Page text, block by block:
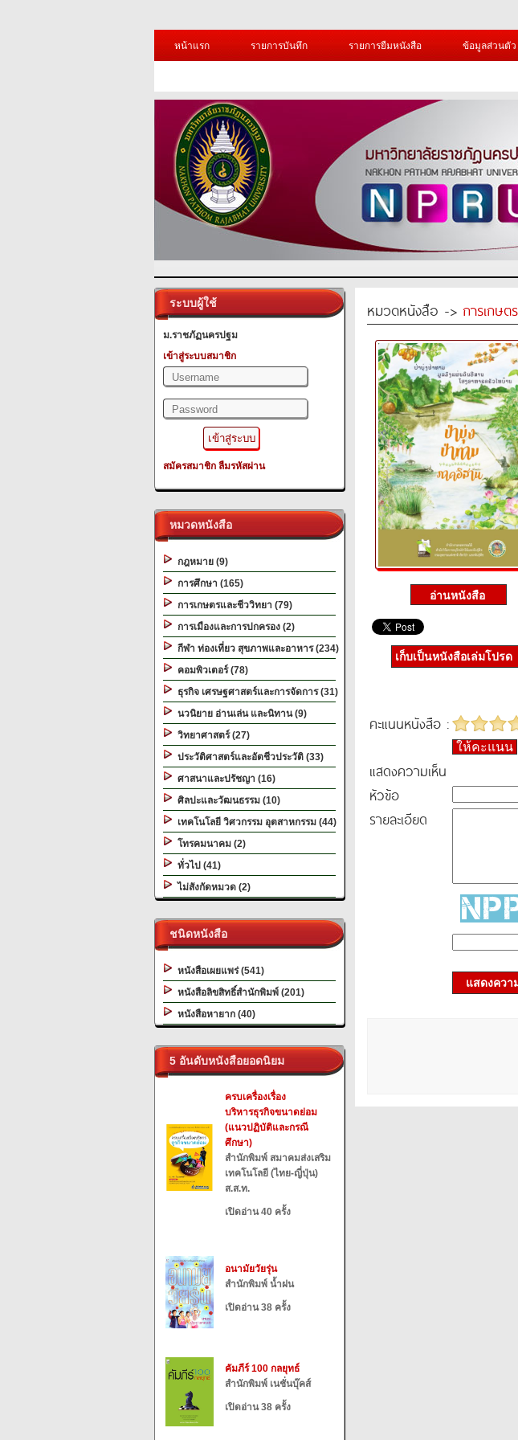
หน้าแรก
รายการบันทึก รายการยืมหนังสือ ข้อมูลส่วนตัว
ระบบผู้ใช้
ม.ราชภัฏนครปฐม
เข้าสู่ระบบสมาชิก
สมัครสมาชิก ลืมรหัสผ่าน
หมวดหนังสือ
กฎหมาย (9)
การศึกษา (165)
การเกษตรและชีววิทยา (79)
การเมืองและการปกครอง (2)
กีฬา ท่องเที่ยว สุขภาพและอาหาร (234)
คอมพิวเตอร์ (78)
ธุรกิจ เศรษฐศาสตร์และการจัดการ (31)
นวนิยาย อ่านเล่น และนิทาน (9)
วิทยาศาสตร์ (27)
ประวัติศาสตร์และอัตชีวประวัติ (33)
ศาสนาและปรัชญา (16)
ศิลปะและวัฒนธรรม (10)
เทคโนโลยี วิศวกรรม อุตสาหกรรม (44)
โทรคมนาคม (2)
ทั่วไป (41)
ไม่สังกัดหมวด (2)
ชนิดหนังสือ
หนังสือเผยแพร่ (541)
หนังสือลิขสิทธิ์สำนักพิมพ์ (201)
หนังสือหายาก (40)
5 อันดับหนังสือยอดนิยม
ครบเครื่องเรื่อง
บริหารธุรกิจขนาดย่อม
(แนวปฏิบัติและกรณี
ศึกษา)
สำนักพิมพ์ สมาคมส่งเสริม
เทคโนโลยี (ไทย-ญี่ปุ่น)
ส.ส.ท.
เปิดอ่าน 40 ครั้ง
อนามัยวัยรุ่น
สำนักพิมพ์ น้ำฝน
เปิดอ่าน 38 ครั้ง
คัมภีร์ 100 กลยุทธ์
สำนักพิมพ์ เนชั่นบุ๊คส์
เปิดอ่าน 38 ครั้ง
หมวดหนังสือ -> การเกษต
เก็บเป็นหนังสือเล่มโปรด
คะแนนหนังสือ :
ให้คะแนน
แสดงความเห็น
หัวข้อ
รายละเอียด
แสดงควา